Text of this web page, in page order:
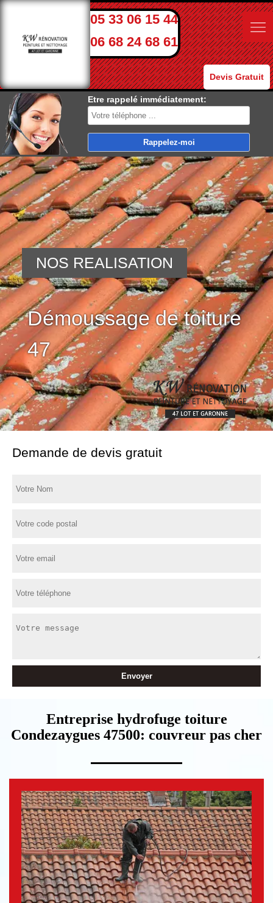
05 33 06 15 44
06 68 24 68 61
Devis Gratuit
Etre rappelé immédiatement:
Démoussage de toiture
47
NOS REALISATION
Demande de devis gratuit
Entreprise hydrofuge toiture
Condezaygues 47500: couvreur pas cher